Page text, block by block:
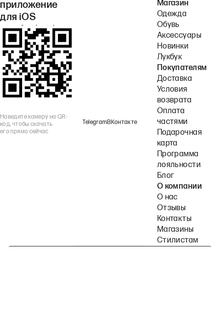
приложение
для iOS
или Android.
Наведите камеру на QR-
код, чтобы скачать
его прямо сейчас
TelegramВКонтакте
Магазин
Одежда
Обувь
Аксессуары
Новинки
Лукбук
Покупателям
Доставка
Условия
возврата
Оплата
частями
Подарочная
карта
Программа
лояльности
Блог
О компании
О нас
Отзывы
Контакты
Магазины
Стилистам